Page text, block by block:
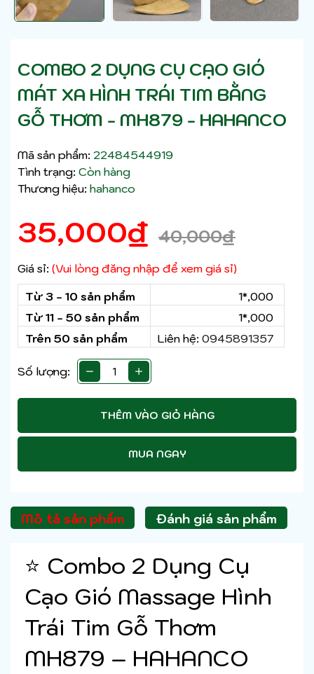
COMBO 2 DỤNG CỤ CẠO GIÓ
MÁT XA HÌNH TRÁI TIM BẰNG
GỖ THƠM - MH879 - HAHANCO
Mã sản phẩm: 22484544919
Tình trạng: Còn hàng
Thương hiệu: hahanco
35,000₫ 40,000₫
Giá sỉ: (Vui lòng đăng nhập để xem giá sỉ)
Từ 3 - 10 sản phẩm
1*,000
Từ 11 - 50 sản phẩm
1*,000
Trên 50 sản phẩm
Liên hệ: 0945891357
Số lượng:
THÊM VÀO GIỎ HÀNG
MUA NGAY
Mô tả sản phẩm Đánh giá sản phẩm
⭐ Combo 2 Dụng Cụ
Cạo Gió Massage Hình
Trái Tim Gỗ Thơm
MH879 – HAHANCO